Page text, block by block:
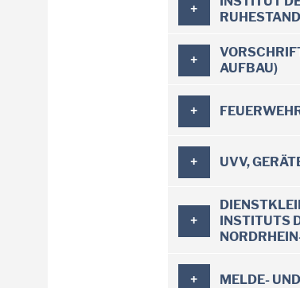
AUFBAU)
UVV,
DIENSTKLEIDUNG (REGELUNG ÜBER EINHEITLICHE
INSTITUTS
MELDE-